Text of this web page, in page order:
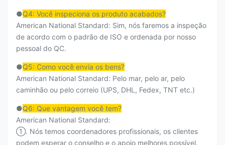
●Q4: Você inspeciona os produto acabados?
American National Standard: Sim, nós faremos a inspeção
de acordo com o padrão de ISO e ordenada por nosso
pessoal do QC.
●Q5: Como você envia os bens?
American National Standard: Pelo mar, pelo ar, pelo
caminhão ou pelo correio (UPS, DHL, Fedex, TNT etc.)
●Q6: Que vantagem você tem?
American National Standard:
①. Nós temos coordenadores profissionais, os clientes
podem esperar o conselho e o apoio melhores possível.